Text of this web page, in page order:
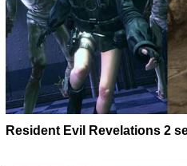
Resident Evil Revelations 2